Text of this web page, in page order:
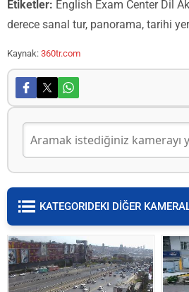
Etiketler: English Exam Center Dil
derece sanal tur, panorama, tarihi
Kaynak: 360tr.com
KATEGORIDEKI DİĞER